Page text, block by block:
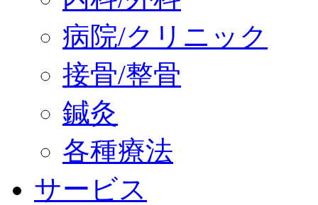
病院/クリニック
接骨/整骨
鍼灸
各種療法
サービス